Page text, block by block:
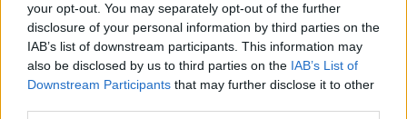
your opt-out. You may separately opt-out of the further
disclosure of your personal information by third parties on the
IAB’s list of downstream participants. This information may
also be disclosed by us to third parties on the IAB’s List of
Downstream Participants that may further disclose it to other
gazdasággal kapcsolatos aktualitásokkal, a
legégetőbb beavatkozási gyakorlatokkal foglalkozik,
de emellett helyszíne a Green Awards díjátadónak is.
Részletek a linken.